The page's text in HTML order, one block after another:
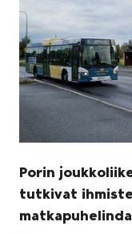
Porin
tutkivat